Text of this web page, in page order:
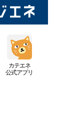
カテエネ
公式アプリ